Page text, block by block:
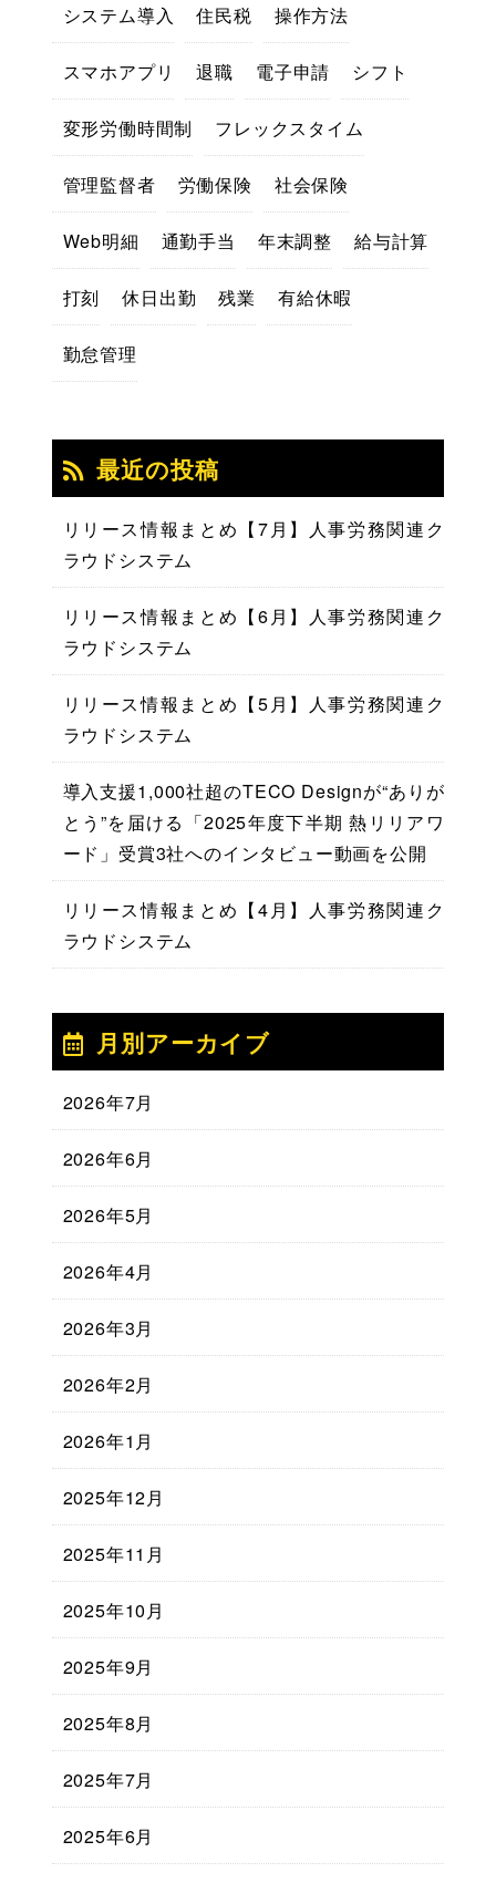
システム導入 住民税 操作方法
スマホアプリ 退職 電子申請 シフト
変形労働時間制 フレックスタイム
管理監督者 労働保険 社会保険
Web明細 通勤手当 年末調整 給与計算
打刻 休日出勤 残業 有給休暇
勤怠管理
最近の投稿
リリース情報まとめ【7月】人事労務関連ク
ラウドシステム
リリース情報まとめ【6月】人事労務関連ク
ラウドシステム
リリース情報まとめ【5月】人事労務関連ク
ラウドシステム
導入支援1,000社超のTECO Designが“ありが
とう”を届ける「2025年度下半期 熱リリアワ
ード」受賞3社へのインタビュー動画を公開
リリース情報まとめ【4月】人事労務関連ク
ラウドシステム
月別アーカイブ
2026年7月
2026年6月
2026年5月
2026年4月
2026年3月
2026年2月
2026年1月
2025年12月
2025年11月
2025年10月
2025年9月
2025年8月
2025年7月
2025年6月